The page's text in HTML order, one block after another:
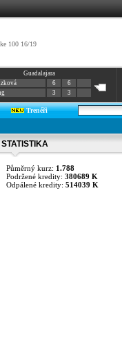
100 16/19
Guadalajara
6
6
3 3
Trenéři
STATISTIKA
Půměrný kurz: 1.788
Podržené kredity: 380689 K
Odpálené kredity: 514039 K